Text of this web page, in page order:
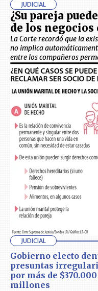
JUDICIAL
¿Su pareja
de los negocios
La Corte recordó que la
no implica
entre los compañeros
JUDICIAL
Gobierno electo
presuntas
por más de $370.000
millones